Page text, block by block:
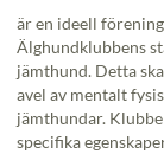
är en ideell
Älghundklubbens
jämthund. Detta
avel av mentalt
jämthundar.
specifika